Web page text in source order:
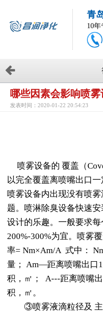
青
10
哪些因素会影响喷
发表时间：2020-01-22 20:54:23
喷雾设备的 覆盖（
以完全覆盖离喷嘴出口
喷雾设备内出现没有喷
题。喷淋除臭设备快速
设计的乐趣。一般要求
200%-300%为宜。喷雾
率= Nm×Am/A 式中：
量； Am—距离喷嘴出口
积，㎡； A---距离喷嘴
积，㎡。
③喷雾液滴粒径及 主